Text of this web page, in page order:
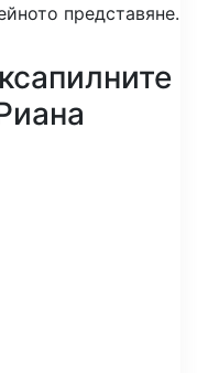
представяне.